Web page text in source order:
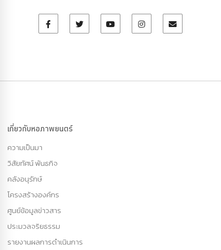
เกี่ยวกับหอภาพยนตร์
ความเป็นมา
วิสัยทัศน์ พันธกิจ
คลังอนุรักษ์
โครงสร้างองค์กร
ศูนย์ข้อมูลข่าวสาร
ประมวลจริยธรรม
รายงานผลการดำเนินการ